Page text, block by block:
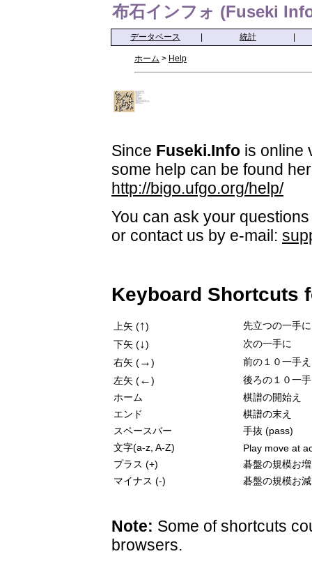
布石インフォ (Fuseki
データベース 統計
ホーム > Help
Since Fuseki.Info is online
some help can be found
http://bigo.ufgo.org/help/
You can ask your
or contact us by e-mail:
Keyboard Shortcuts
上矢 (↑)
先立つの一手に
下矢 (↓)
次の一手に
右矢 (→)
前の１０一手え
左矢 (←)
後ろの１０一
ホーム
棋譜の開始え
エンド
棋譜の末え
スペースバー
手抜 (pass)
文字(a-z, A-Z)
Play move at
プラス (+)
碁盤の規模お
マイナス (-)
碁盤の規模お
Note: Some of shortcuts
browsers.